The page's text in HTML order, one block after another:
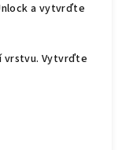
a vytvrďte
vrstvu. Vytvrďte